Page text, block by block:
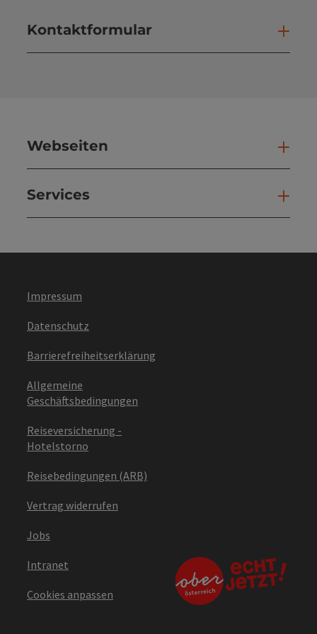
Kontaktformular
Webseiten
Services
Impressum
Datenschutz
Barrierefreiheitserklärung
Allgemeine
Geschäftsbedingungen
Reiseversicherung -
Hotelstorno
Reisebedingungen (ARB)
Vertrag widerrufen
Jobs
Intranet
Cookies anpassen